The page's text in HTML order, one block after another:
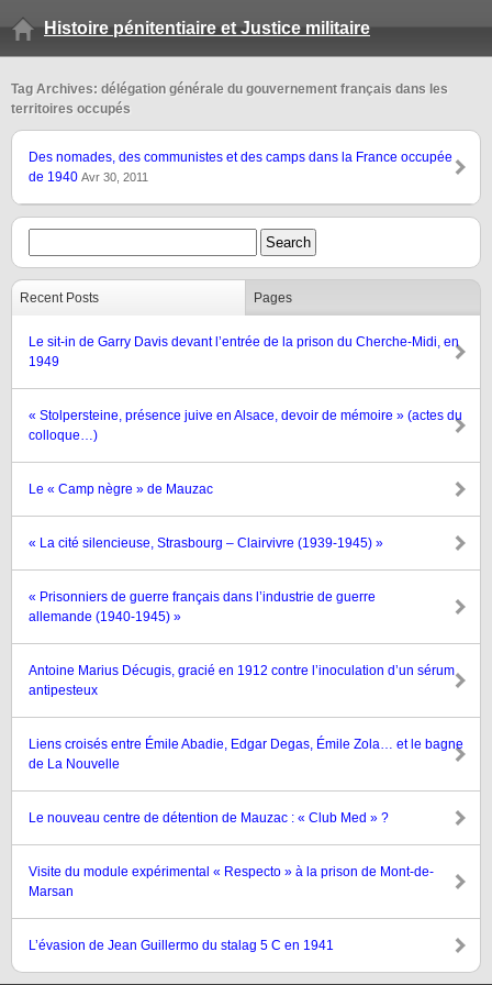
Histoire pénitentiaire et Justice militaire
Tag Archives: délégation générale du gouvernement français dans les
territoires occupés
Des nomades, des communistes et des camps dans la France occupée
de 1940 Avr 30, 2011
Recent Posts Pages
Le sit-in de Garry Davis devant l’entrée de la prison du Cherche-Midi, en
1949
« Stolpersteine, présence juive en Alsace, devoir de mémoire » (actes du
colloque…)
Le « Camp nègre » de Mauzac
« La cité silencieuse, Strasbourg – Clairvivre (1939-1945) »
« Prisonniers de guerre français dans l’industrie de guerre
allemande (1940-1945) »
Antoine Marius Décugis, gracié en 1912 contre l’inoculation d’un sérum
antipesteux
Liens croisés entre Émile Abadie, Edgar Degas, Émile Zola… et le bagne
de La Nouvelle
Le nouveau centre de détention de Mauzac : « Club Med » ?
Visite du module expérimental « Respecto » à la prison de Mont-de-
Marsan
L’évasion de Jean Guillermo du stalag 5 C en 1941